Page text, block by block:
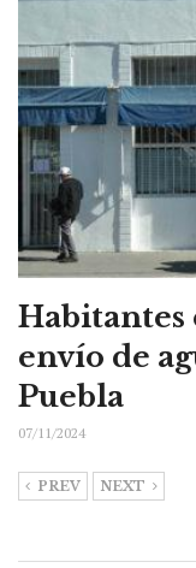
envío de
Puebla
07/11/2024
PREV NEXT